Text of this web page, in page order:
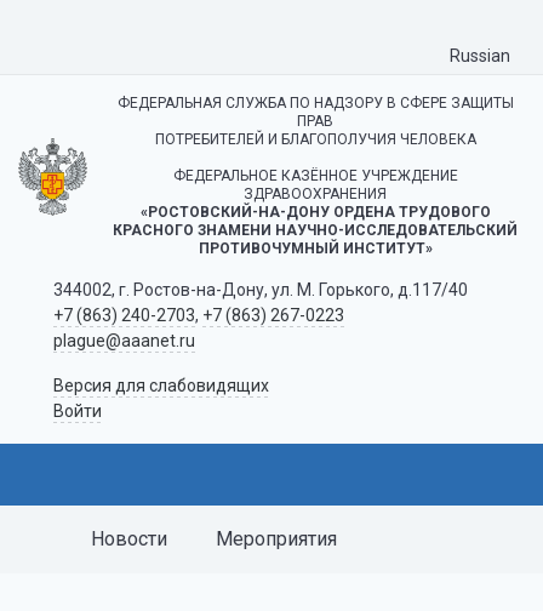
Russian
ФЕДЕРАЛЬНАЯ СЛУЖБА ПО НАДЗОРУ В СФЕРЕ ЗАЩИТЫ
ПРАВ
ПОТРЕБИТЕЛЕЙ И БЛАГОПОЛУЧИЯ ЧЕЛОВЕКА
ФЕДЕРАЛЬНОЕ КАЗЁННОЕ УЧРЕЖДЕНИЕ
ЗДРАВООХРАНЕНИЯ
«РОСТОВСКИЙ-НА-ДОНУ ОРДЕНА ТРУДОВОГО
КРАСНОГО ЗНАМЕНИ НАУЧНО-ИССЛЕДОВАТЕЛЬСКИЙ
ПРОТИВОЧУМНЫЙ ИНСТИТУТ»
344002, г. Ростов-на-Дону, ул. М. Горького, д.117/40
+7 (863) 240-2703, +7 (863) 267-0223
plague@aaanet.ru
Версия для слабовидящих
Войти
Новости Мероприятия